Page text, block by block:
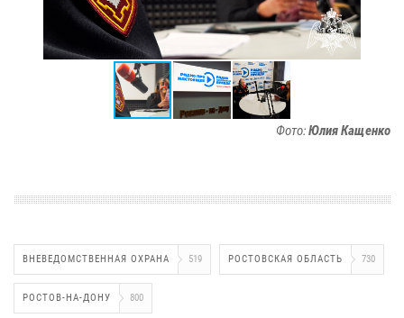
Фото:Юлия Кащенко
ВНЕВЕДОМСТВЕННАЯ ОХРАНА 519 РОСТОВСКАЯ ОБЛАСТЬ 730
РОСТОВ-НА-ДОНУ 800